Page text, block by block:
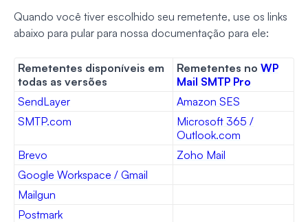
Quando você tiver escolhido seu remetente, use os links
abaixo para pular para nossa documentação para ele:
Remetentes disponíveis em
todas as versões
Remetentes no WP
Mail SMTP Pro
SendLayer
Amazon SES
SMTP.com
Microsoft 365 /
Outlook.com
Brevo
Zoho Mail
Google Workspace / Gmail
Mailgun
Postmark